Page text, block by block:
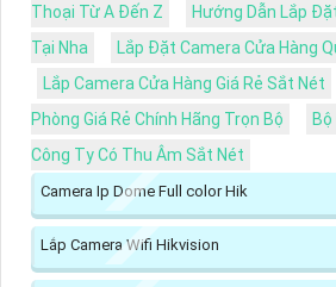
Thoại Từ A Đến Z
Hướng Dẫn Lắp
Tại Nha
Lắp Đặt Camera Cửa Hàng
Lắp Camera Cửa Hàng Giá Rẻ Sắt Nét
Phòng Giá Rẻ Chính Hãng Trọn Bộ
Bộ
Công Ty Có Thu Âm Sắt Nét
Camera Ip Dome Full color Hik
Lắp Camera Wifi Hikvision